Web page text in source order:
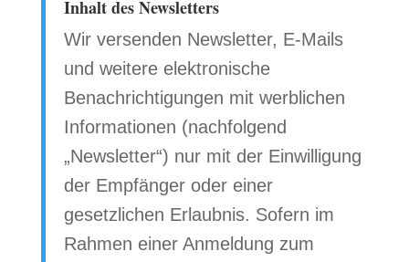
Inhalt des Newsletters
Wir versenden Newsletter, E-Mails
und weitere elektronische
Benachrichtigungen mit werblichen
Informationen (nachfolgend
„Newsletter“) nur mit der Einwilligung
der Empfänger oder einer
gesetzlichen Erlaubnis. Sofern im
Rahmen einer Anmeldung zum